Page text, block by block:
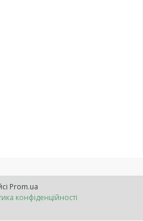
Prom.ua
конфіденційності